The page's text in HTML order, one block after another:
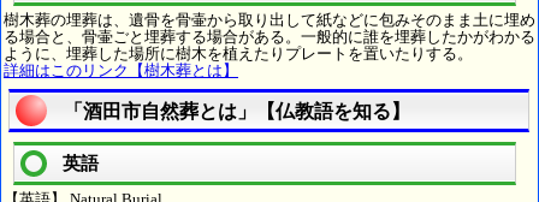
樹木葬の埋葬は、遺骨を骨壷から取り出して紙などに包みそのまま土に埋め
る場合と、骨壷ごと埋葬する場合がある。一般的に誰を埋葬したかがわかる
ように、埋葬した場所に樹木を植えたりプレートを置いたりする。
詳細はこのリンク【樹木葬とは】
「酒田市自然葬とは」【仏教語を知る】
英語